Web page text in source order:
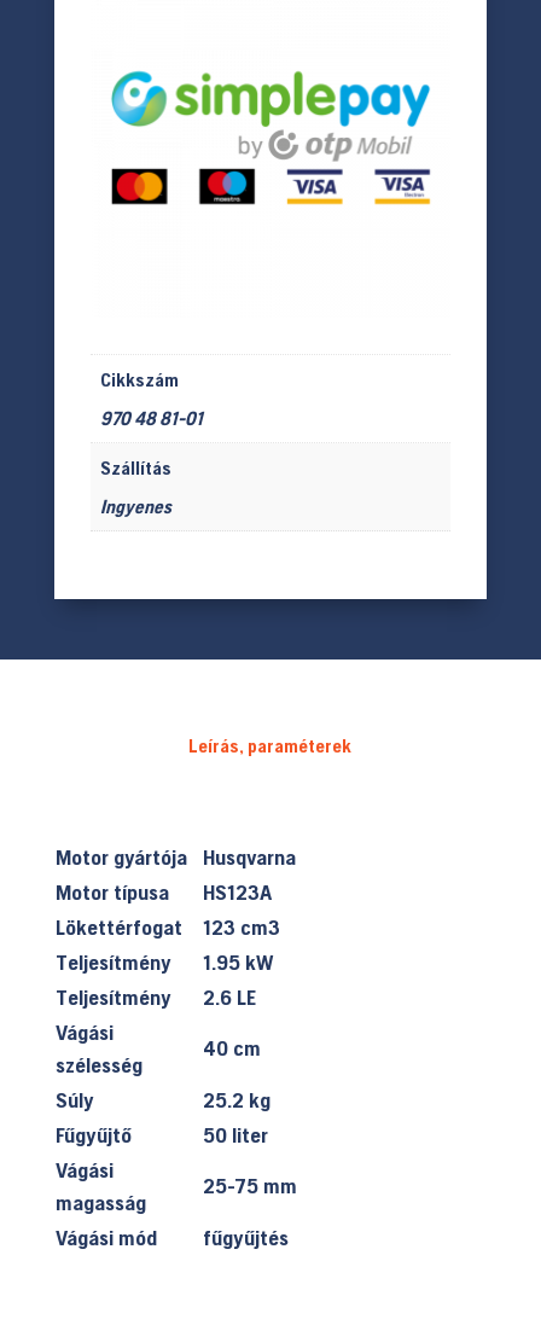
Cikkszám
970 48 81-01
Szállítás
Ingyenes
Leírás, paraméterek
Motor gyártója
Husqvarna
Motor típusa
HS123A
Lökettérfogat
123 cm3
Teljesítmény
1.95 kW
Teljesítmény
2.6 LE
Vágási
szélesség
40 cm
Súly
25.2 kg
Fűgyűjtő
50 liter
Vágási
magasság
25-75 mm
Vágási mód fűgyűjtés